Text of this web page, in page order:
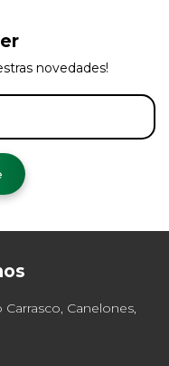
Canelones,
novedades!